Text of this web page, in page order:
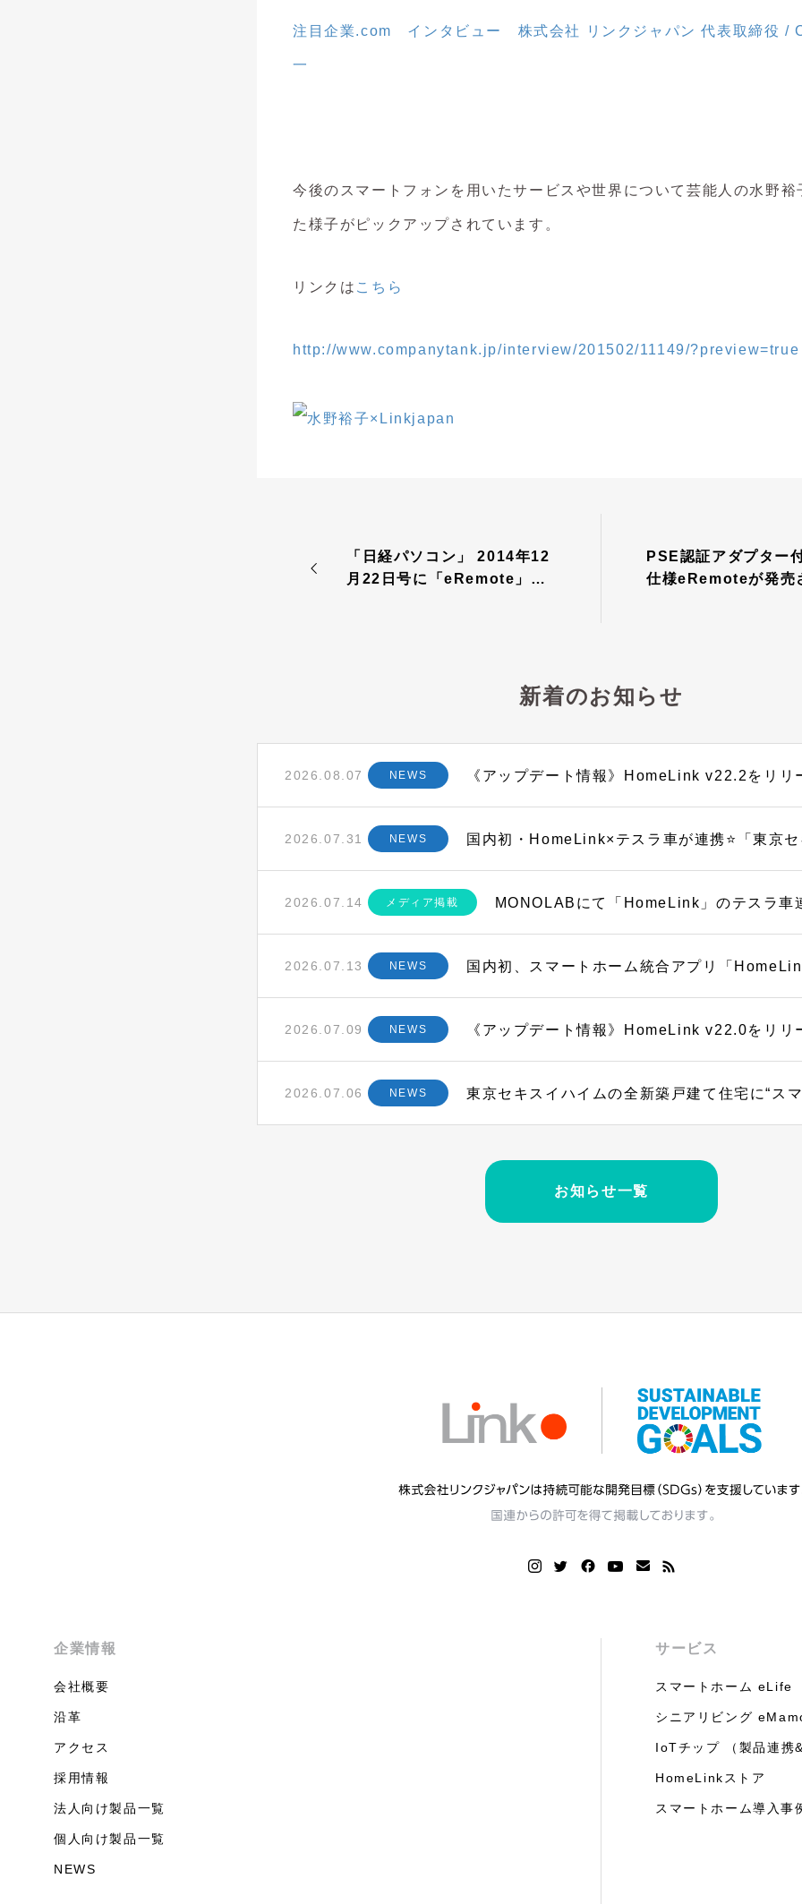
注目企業.com インタビュー 株式会社 リンクジャパン 代表取締役 /
一
今後のスマートフォンを用いたサービスや世界について芸能人の水野裕
た様子がピックアップされています。
リンクは こちら
http://www.companytank.jp/interview/201502/11149/?preview=true
「日経パソコン」 2014年12
月22日号に「eRemote」が
PSE認証アダプター
仕様eRemoteが発売
新着のお知らせ
2026.08.07 NEWS 《アップデート情報》HomeLink v22.2をリリ
2026.07.31 NEWS
2026.07.14 メディア掲載
2026.07.13 NEWS
2026.07.09 NEWS 《アップデート情報》HomeLink v22.0をリリ
2026.07.06 NEWS
お知らせ一覧
企業情報
会社概要
沿革
アクセス
採用情報
法人向け製品一覧
個人向け製品一覧
NEWS
サービス
スマートホーム eLife
シニアリビング
IoTチップ （製品連携
HomeLinkストア
スマートホーム導入事